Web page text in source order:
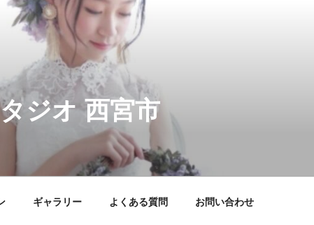
ジオ 西宮市
ギャラリー よくある質問 お問い合わせ